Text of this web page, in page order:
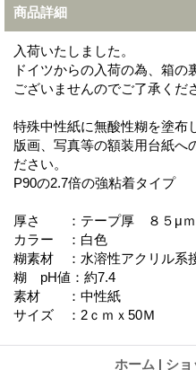
商品詳細
入荷いたしました。
ドイツからの入荷の為、箱
ございませんのでご了承くだ
特殊中性紙に無酸性糊を塗布
版画、写真等の額装用台紙へ
ださい。
P90の2.7倍の強粘着タイプ
厚さ ：テープ厚 ８５μｍ
カラー ：白色
糊素材 ：水溶性アクリル系
糊 pH値：約7.4
素材 ：中性紙
サイズ ：2ｃｍｘ50Ｍ
ホーム | ショ